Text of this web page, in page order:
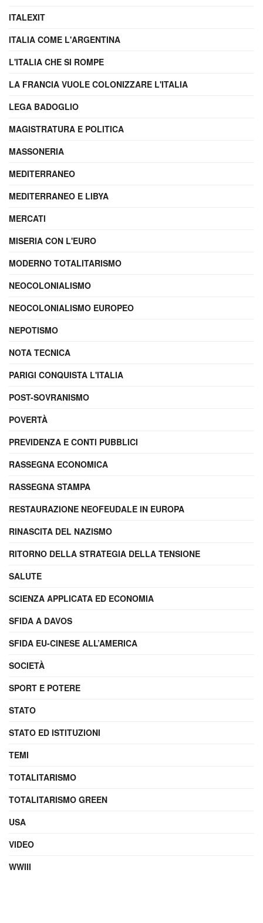
ITALEXIT
ITALIA COME L'ARGENTINA
L'ITALIA CHE SI ROMPE
LA FRANCIA VUOLE COLONIZZARE L'ITALIA
LEGA BADOGLIO
MAGISTRATURA E POLITICA
MASSONERIA
MEDITERRANEO
MEDITERRANEO E LIBYA
MERCATI
MISERIA CON L'EURO
MODERNO TOTALITARISMO
NEOCOLONIALISMO
NEOCOLONIALISMO EUROPEO
NEPOTISMO
NOTA TECNICA
PARIGI CONQUISTA L'ITALIA
POST-SOVRANISMO
POVERTÀ
PREVIDENZA E CONTI PUBBLICI
RASSEGNA ECONOMICA
RASSEGNA STAMPA
RESTAURAZIONE NEOFEUDALE IN EUROPA
RINASCITA DEL NAZISMO
RITORNO DELLA STRATEGIA DELLA TENSIONE
SALUTE
SCIENZA APPLICATA ED ECONOMIA
SFIDA A DAVOS
SFIDA EU-CINESE ALL’AMERICA
SOCIETÀ
SPORT E POTERE
STATO
STATO ED ISTITUZIONI
TEMI
TOTALITARISMO
TOTALITARISMO GREEN
USA
VIDEO
WWIII